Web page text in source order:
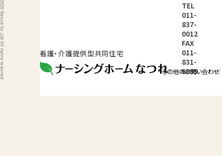
その他のお問い合わせ
看護・介護提供型共同住宅
TEL
011-
837-
0012
FAX
011-
831-
6999
Copyright © 2026 Nature Co.,Ltd All rights reserved.